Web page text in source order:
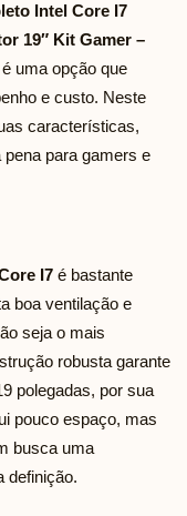
Intel Core I7
19″ Kit Gamer –
é uma opção que
e custo. Neste
características,
para gamers e
I7 é bastante
boa ventilação e
seja o mais
robusta garante
polegadas, por sua
pouco espaço, mas
busca uma
definição.